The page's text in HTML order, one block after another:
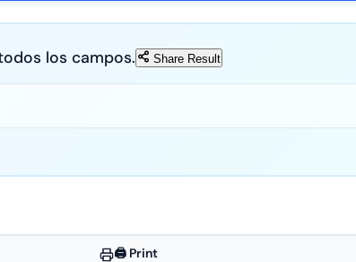
los campos. Share Result
🖨️ Print